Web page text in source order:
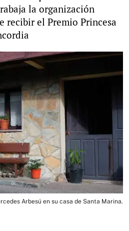
la organización
recibir el Premio Princesa
Arbesú en su casa de Santa Marina.